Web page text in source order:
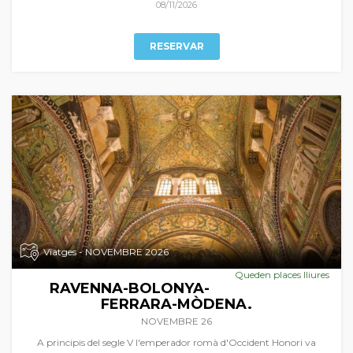
08/11/2026
RESERVAR
Viatges - NOVEMBRE 2026
Queden places lliures
RAVENNA-BOLONYA-
FERRARA-MÒDENA.
NOVEMBRE 26
A principis del segle V l'emperador romà d'Occident Honori va